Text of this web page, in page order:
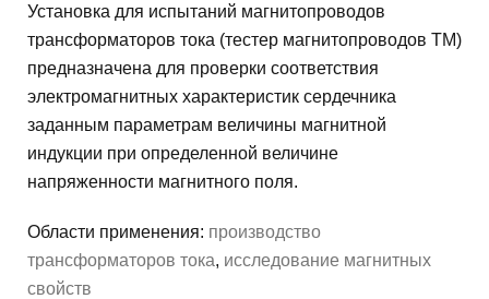
Н
И
Т
О
П
Установка для испытаний магнитопроводов
трансформаторов тока (тестер магнитопроводов ТМ)
предназначена для проверки соответствия
электромагнитных характеристик сердечника
заданным параметрам величины магнитной
индукции при определенной величине
напряженности магнитного поля.
Области применения: производство
трансформаторов тока, исследование магнитных
свойств